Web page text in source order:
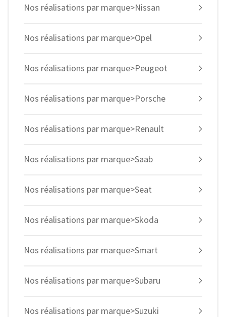
Nos réalisations par marque>Nissan
Nos réalisations par marque>Opel
Nos réalisations par marque>Peugeot
Nos réalisations par marque>Porsche
Nos réalisations par marque>Renault
Nos réalisations par marque>Saab
Nos réalisations par marque>Seat
Nos réalisations par marque>Skoda
Nos réalisations par marque>Smart
Nos réalisations par marque>Subaru
Nos réalisations par marque>Suzuki